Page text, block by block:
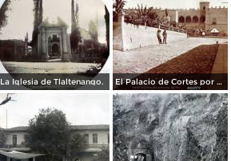
La Iglesia de Tlaltenango. El Palacio de Cortes por el Fotógrafo Windfield Scott.